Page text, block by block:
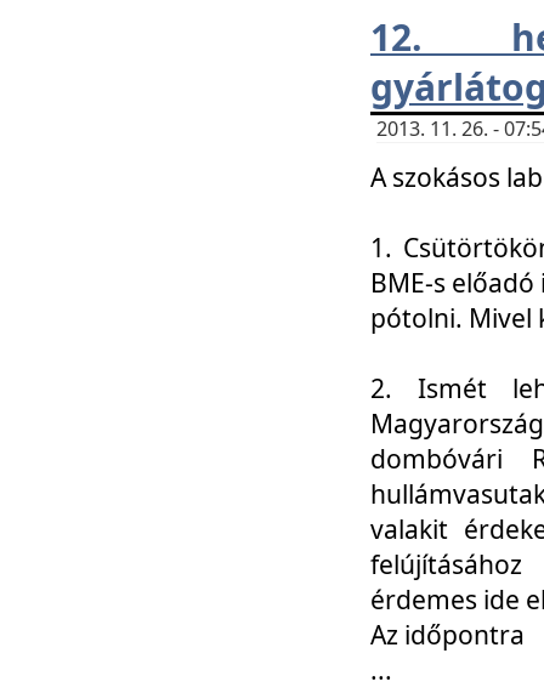
12.
2013. 11. 26. -
A szokásos
1.
BME-s
pótolni. Mivel
2. Ismét
dombóvári
valakit
érdemes ide
Az időpontra
...